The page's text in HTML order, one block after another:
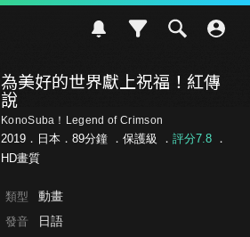
為美好的世界獻上祝福！紅傳
說
KonoSuba！Legend of Crimson
2019．日本．89分鐘 ． 保護級 ． 評分7.8．
HD畫質
類型 動畫
發音 日語